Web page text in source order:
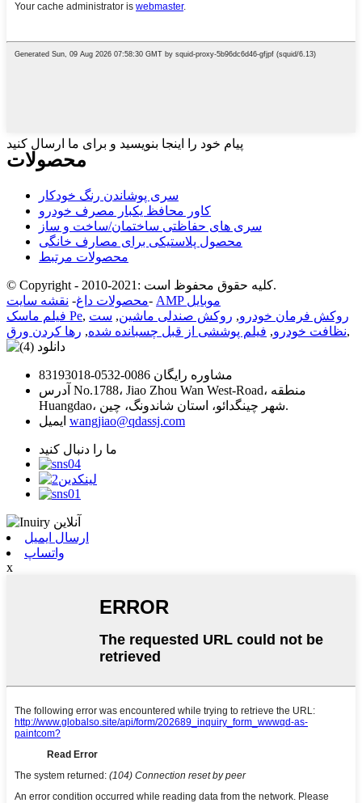
پیام خود را اینجا بنویسید و برای ما ارسال کنید
محصولات
سری پوشاندن رنگ خودکار
کاور محافظ یکبار مصرف خودرو
سری های حفاظتی ساختمان/ساخت و ساز
محصول پلاستیکی برای مصارف خانگی
محصولات مرتبط
© Copyright - 2010-2021: کلیه حقوق محفوظ است.
محصولات داغ- نقشه سایت -
AMP موبایل
فیلم ماسک Pe, روکش فرمان خودرو, روکش صندلی ماشین, ست
نظافت خودرو, فیلم پوششی از قبل چسبانده شده, رها کردن ورق ,
مشاوره رایگان 0086-0532-83193018
آدرس No.1788، Jiao Zhou Wan West-Road، منطقه
Huangdao، شهر چینگدائو، استان شاندونگ، چین.
ایمیل wangjiao@qdassj.com
ما را دنبال کنید
ارسال ایمیل
واتساپ
x